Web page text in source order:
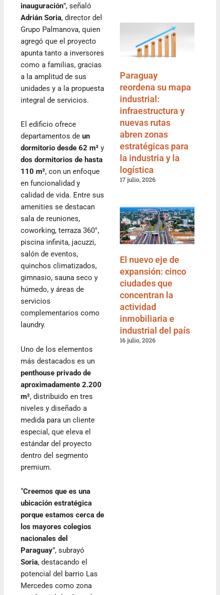
inauguración”, señaló
Adrián Soria, director del
Grupo Palmanova, quien
agregó que el proyecto
apunta tanto a inversores
como a familias, gracias
a la amplitud de sus
unidades y a la propuesta
integral de servicios.
El edificio ofrece
departamentos deun
dormitorio desde 62 m² y
dos dormitorios de hasta
110 m², con un enfoque
en funcionalidad y
calidad de vida. Entre sus
amenities se destacan
sala de reuniones,
coworking, terraza 360°,
piscina infinita, jacuzzi,
salón de eventos,
quinchos climatizados,
gimnasio, sauna seco y
húmedo, y áreas de
servicios
complementarios como
laundry.
Uno de los elementos
más destacados es un
penthouse privado de
aproximadamente 2.200
m², distribuido en tres
niveles y diseñado a
medida para un cliente
especial, que eleva el
estándar del proyecto
dentro del segmento
premium.
“Creemos que es una
ubicación estratégica
porque estamos cerca de
los mayores colegios
nacionales del
Paraguay”, subrayó
Soria, destacando el
potencial del barrio Las
Mercedes como zona
Paraguay
reordena su mapa
industrial:
infraestructura y
nuevas rutas
abren zonas
estratégicas para
la industria y la
logística
17 julio, 2026
El nuevo eje de
expansión: cinco
ciudades que
concentran la
actividad
inmobiliaria e
industrial del país
16 julio, 2026